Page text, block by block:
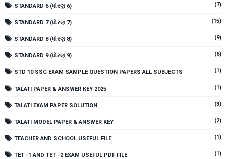
STANDARD 6 (ધોરણ 6) (7)
STANDARD 7 (ધોરણ 7) (15)
STANDARD 8 (ધોરણ 8) (9)
STANDARD 9 (ધોરણ 9) (6)
STD 10 SSC EXAM SAMPLE QUESTION PAPERS ALL SUBJECTS (1)
TALATI PAPER & ANSWER KEY 2025 (1)
TALATI EXAM PAPER SOLUTION (3)
TALATI MODEL PAPER & ANSWER KEY (2)
TEACHER AND SCHOOL USEFUL FILE (1)
TET -1 AND TET -2 EXAM USEFUL PDF FILE (1)